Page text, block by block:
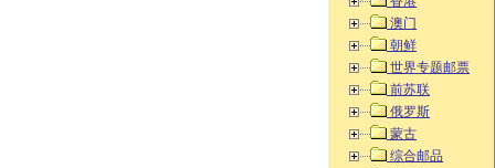
澳门
朝鲜
世界专题邮票
前苏联
俄罗斯
蒙古
综合邮品